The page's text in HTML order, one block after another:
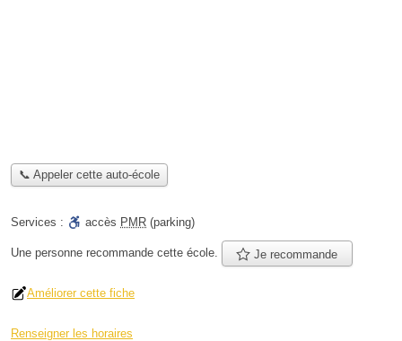
📞 Appeler cette auto-école
Services : accès PMR (parking)
Une personne recommande cette école. Je recommande
Améliorer cette fiche
Renseigner les horaires